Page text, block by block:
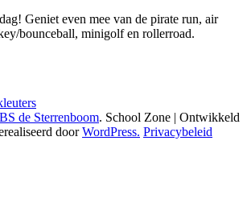
Geniet even mee van de pirate run, air
bounceball, minigolf en rollerroad.
de Sterrenboom. School Zone | Ontwikkeld
doorWordPress. Privacybeleid